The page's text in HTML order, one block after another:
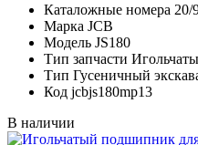
Каталожные номера 20/
Марка JCB
Модель JS180
Тип запчасти
Тип Гусеничный
Код jcbjs180mp13
В наличии